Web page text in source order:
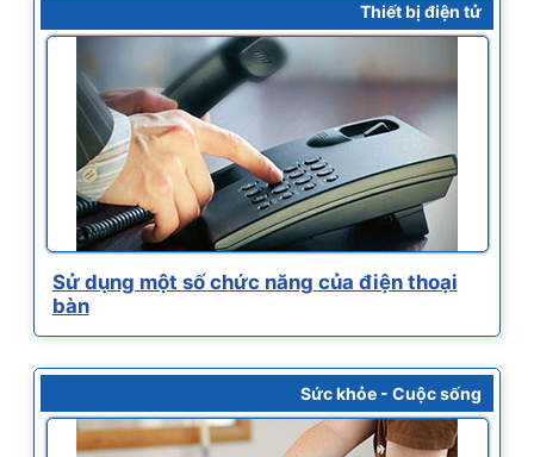
Thiết bị điện tử
Sử dụng một số chức năng của điện thoại
bàn
Sức khỏe - Cuộc sống